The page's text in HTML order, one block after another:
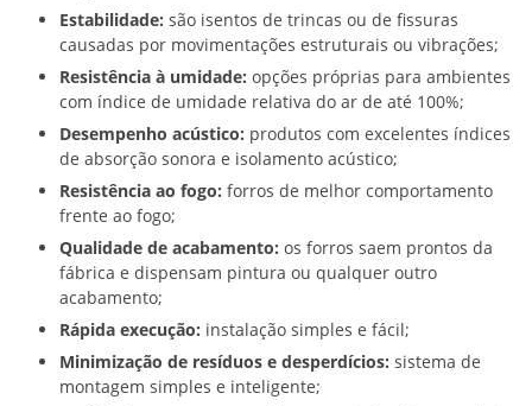
Estabilidade: são isentos de trincas ou de fissuras
causadas por movimentações estruturais ou vibrações;
Resistência à umidade: opções próprias para ambientes
com índice de umidade relativa do ar de até 100%;
Desempenho acústico: produtos com excelentes índices
de absorção sonora e isolamento acústico;
Resistência ao fogo: forros de melhor comportamento
frente ao fogo;
Qualidade de acabamento: os forros saem prontos da
fábrica e dispensam pintura ou qualquer outro
acabamento;
Rápida execução: instalação simples e fácil;
Minimização de resíduos e desperdícios: sistema de
montagem simples e inteligente;